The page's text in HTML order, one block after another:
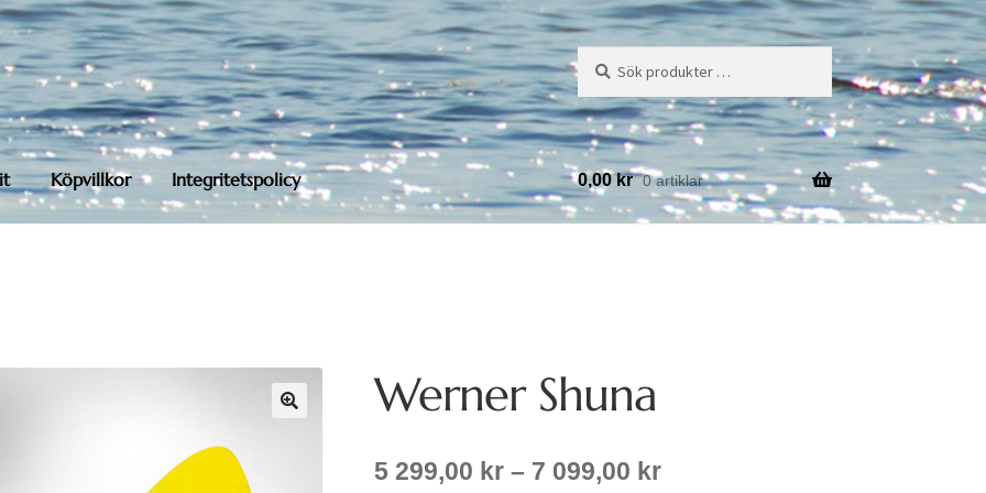
Sök
efter:
Sök
Köpvillkor Integritetspolicy 0,00kr 0 artiklar
Werner Shuna
5 299,00 kr – 7 099,00 krPrisintervall: